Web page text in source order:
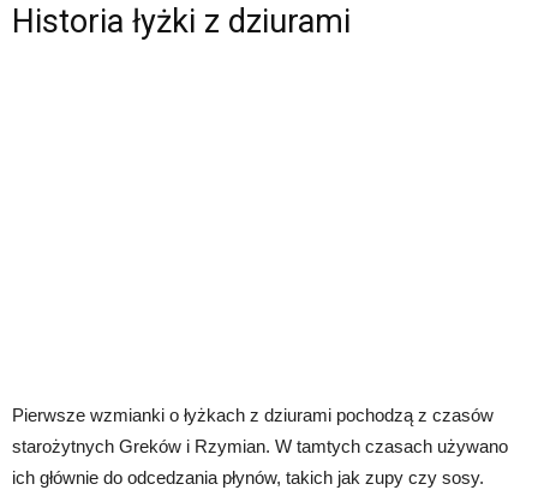
Historia łyżki z dziurami
Pierwsze wzmianki o łyżkach z dziurami pochodzą z czasów
starożytnych Greków i Rzymian. W tamtych czasach używano
ich głównie do odcedzania płynów, takich jak zupy czy sosy.